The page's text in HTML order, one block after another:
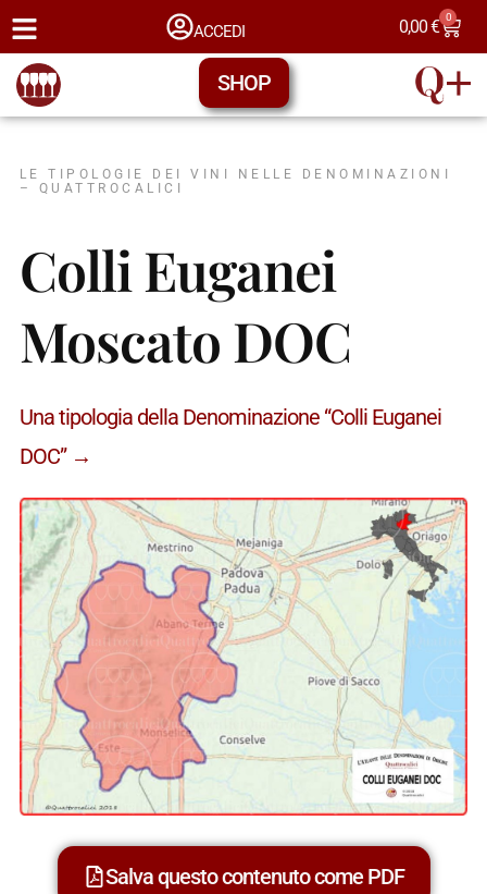
ACCEDI 0,00€ 0
SHOP
LE TIPOLOGIE DEI VINI NELLE DENOMINAZIONI
– QUATTROCALICI
Colli Euganei
Moscato DOC
Una tipologia della Denominazione “Colli Euganei
DOC” →
Salva questo contenuto come PDF